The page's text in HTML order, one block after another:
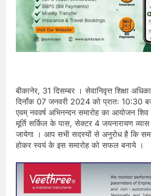
बीकानेर, 31 दिसम्बर । सेवानिवृत्त शिक्षा
दिनाँक 07 जनवरी 2024 को प्रातः 10:30
एवम् नववर्ष अभिनन्दन समारोह का आयोजन शिव
मूर्ति सर्किल के पास, सेक्टर 4 जयनारायण
जायेगा । आप सभी सदस्यों से अनुरोध है कि
होकर स्वयं के इस समारोह को सफल बनाये ।